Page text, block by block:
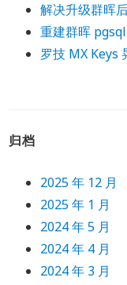
解决升级群晖
重建群晖
罗技 MX Keys
归档
2025 年 12 月
2025 年 1 月
2024 年 5 月
2024 年 4 月
2024 年 3 月